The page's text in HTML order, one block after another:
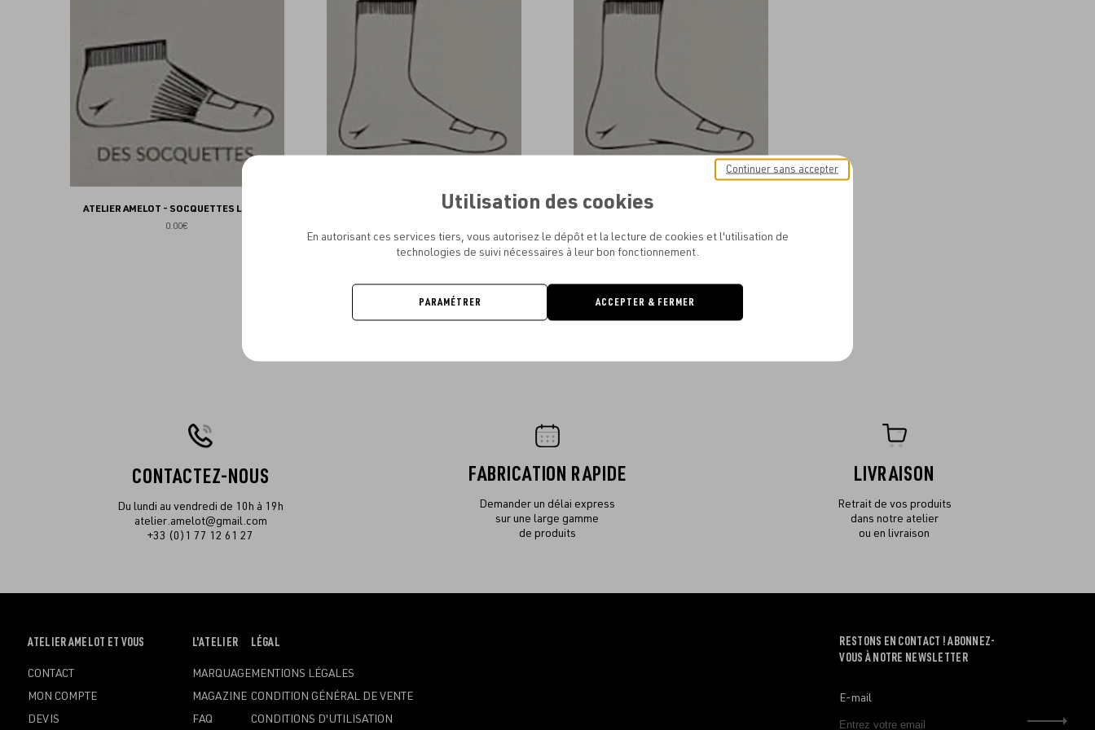
ATELIER AMELOT - SOCQUETTES LUXURY
0.00€
ATELIER AMELOT - CHAUSSETTES ROBE
0.00€
ATELIER AMELOT - CHAUSSETTES ROBE
0.00€
CONTACTEZ-NOUS
Du lundi au vendredi de 10h à 19h
atelier.amelot@gmail.com
+33 (0)1 77 12 61 27
FABRICATION RAPIDE
Demander un délai express
sur une large gamme
de produits
LIVRAISON
Retrait de vos produits
dans notre atelier
ou en livraison
OUVRIR
MENU
ATELIER AMELOT ET VOUS
CONTACT
MON COMPTE
DEVIS
OUVRIR
MENU
L'ATELIER
MARQUAGE
MAGAZINE
FAQ
OUVRIR
MENU
LÉGAL
MENTIONS LÉGALES
CONDITION GÉNÉRAL DE VENTE
CONDITIONS D'UTILISATION
RESTONS EN CONTACT ! ABONNEZ-
VOUS À NOTRE NEWSLETTER
E-mail
Utilisation des cookies
En autorisant ces services tiers, vous autorisez le dépôt et la lecture de cookies et l'utilisation de
technologies de suivi nécessaires à leur bon fonctionnement.
Continuer sans accepter
PARAMÉTRER ACCEPTER & FERMER